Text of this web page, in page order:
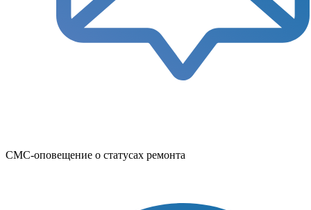
СМС-оповещение о статусах ремонта